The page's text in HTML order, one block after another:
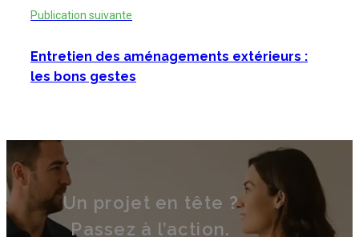
Publication suivante
Entretien des aménagements extérieurs :
les bons gestes
Un projet en tête ?
Passez à l’action.